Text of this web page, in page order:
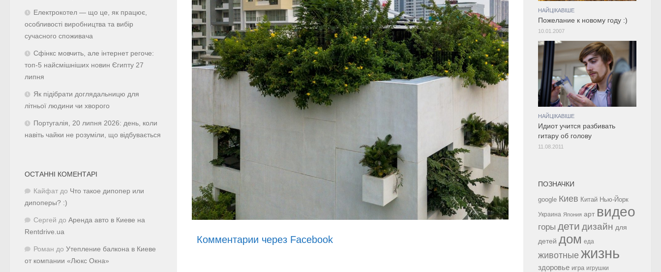
Комментарии через Facebook
Електрокотел — що це, як працює,
особливості виробництва та вибір
сучасного споживача
Сфінкс мовчить, але інтернет регоче:
топ-5 найсмішніших новин Єгипту 27
липня
Як підібрати доглядальницю для
літньої людини чи хворого
Португалія, 20 липня 2026: день, коли
навіть чайки не розуміли, що відбувається
ОСТАННІ КОМЕНТАРІ
Кайфат до Что такое дипопер или
дипоперы? :)
Сергей до Аренда авто в Киеве на
Rentdrive.ua
Роман до Утепление балкона в Киеве
от компании «Люкс Окна»
НАЙЦІКАВІШЕ
Пожелание к новому году :)
10.01.2007
НАЙЦІКАВІШЕ
Идиот учится разбивать
гитару об голову
11.08.2011
ПОЗНАЧКИ
google Киев Китай Нью-Йорк
Украина Япония арт видео
горы дети дизайн для
детей дом еда
животные жизнь
здоровье игра игрушки